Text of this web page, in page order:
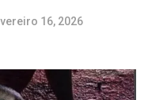
16, 2026